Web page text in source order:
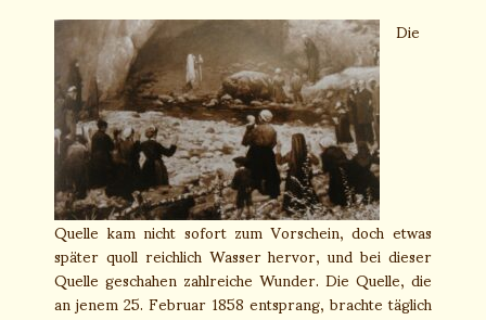
Die
Quelle kam nicht sofort zum Vorschein, doch etwas
später quoll reichlich Wasser hervor, und bei dieser
Quelle geschahen zahlreiche Wunder. Die Quelle, die
an jenem 25. Februar 1858 entsprang, brachte täglich